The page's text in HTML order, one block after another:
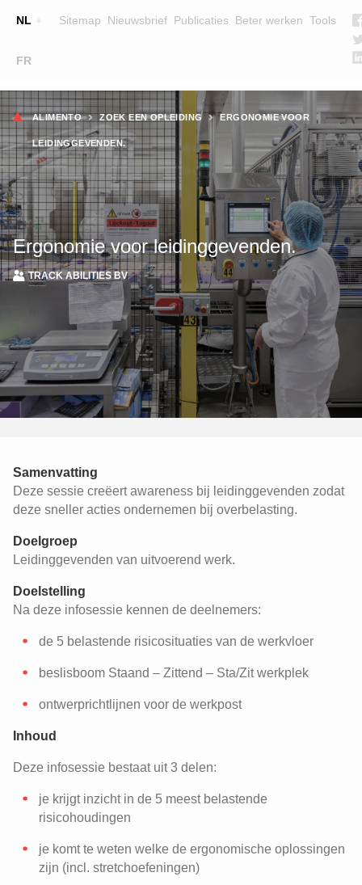
NL
FR
Sitemap Nieuwsbrief Publicaties Beter werken Tools
Main
navigation
OPLEIDINGEN
LESGEVERS
WIE ZIJN WE
TEAM
CONTACT
ZOEK EEN OPLEIDING
Kruimelpad
ALIMENTO ZOEK EEN OPLEIDING ERGONOMIE VOOR
LEIDINGGEVENDEN.
Ergonomie voor leidinggevenden.
TRACK ABILITIES BV
Samenvatting
Deze sessie creëert awareness bij leidinggevenden zodat
deze sneller acties ondernemen bij overbelasting.
Doelgroep
Leidinggevenden van uitvoerend werk.
Doelstelling
Na deze infosessie kennen de deelnemers:
de 5 belastende risicosituaties van de werkvloer
beslisboom Staand – Zittend – Sta/Zit werkplek
ontwerprichtlijnen voor de werkpost
Inhoud
Deze infosessie bestaat uit 3 delen:
je krijgt inzicht in de 5 meest belastende
risicohoudingen
je komt te weten welke de ergonomische oplossingen
zijn (incl. stretchoefeningen)